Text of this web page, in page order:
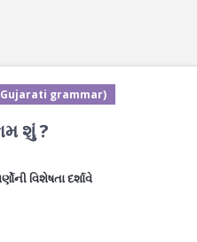
(Gujarati grammar)
શું ?
વિશેષતા દર્શાવે